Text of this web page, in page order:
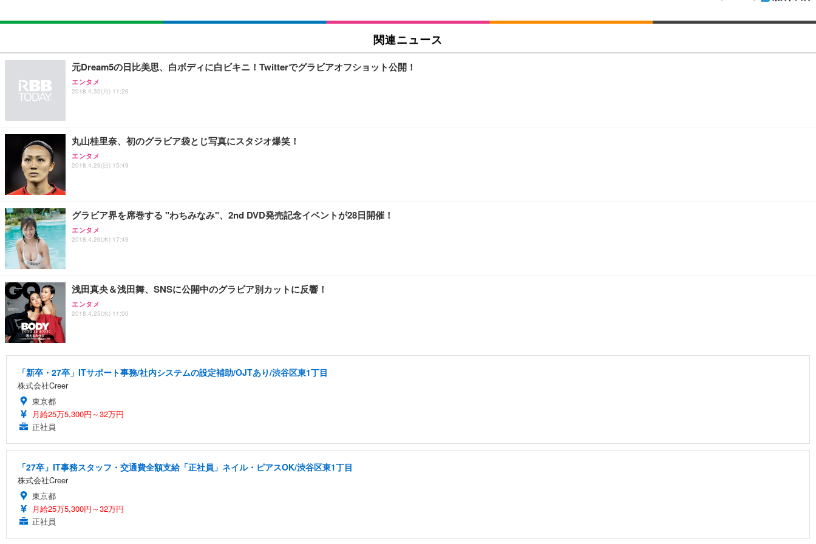
関連ニュース
元Dream5の日比美思、白ボディに白ビキニ！Twitterでグラビアオフショット公開！
エンタメ
2018.4.30(月) 11:26
丸山桂里奈、初のグラビア袋とじ写真にスタジオ爆笑！
エンタメ
2018.4.29(日) 15:49
グラビア界を席巻する "わちみなみ"、2nd DVD発売記念イベントが28日開催！
エンタメ
2018.4.26(木) 17:49
浅田真央＆浅田舞、SNSに公開中のグラビア別カットに反響！
エンタメ
2018.4.25(水) 11:00
「新卒・27卒」ITサポート事務/社内システムの設定補助/OJTあり/渋谷区東1丁目
株式会社Creer
東京都
月給25万5,300円～32万円
正社員
「27卒」IT事務スタッフ・交通費全額支給「正社員」ネイル・ピアスOK/渋谷区東1丁目
株式会社Creer
東京都
月給25万5,300円～32万円
正社員